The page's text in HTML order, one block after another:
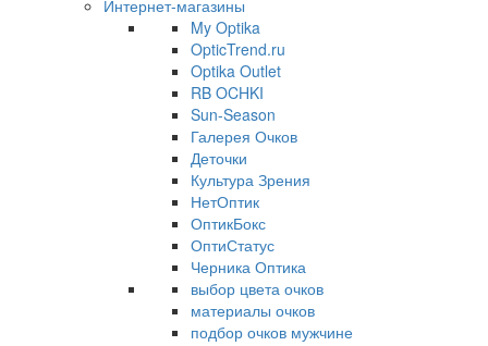
Интернет-магазины
My Optika
OpticTrend.ru
Optika Outlet
RB OCHKI
Sun-Season
Галерея Очков
Деточки
Культура Зрения
НетОптик
ОптикБокс
ОптиСтатус
Черника Оптика
выбор цвета очков
материалы очков
подбор очков мужчине